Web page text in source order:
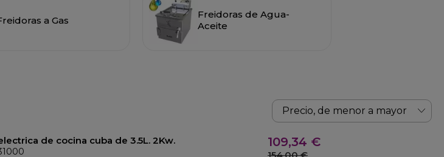
a Gas
Freidoras de Agua-
Aceite
de cocina cuba de 3.5L. 2Kw. 109,34 €